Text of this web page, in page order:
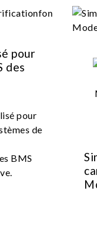
pour
des
pour
de
BMS